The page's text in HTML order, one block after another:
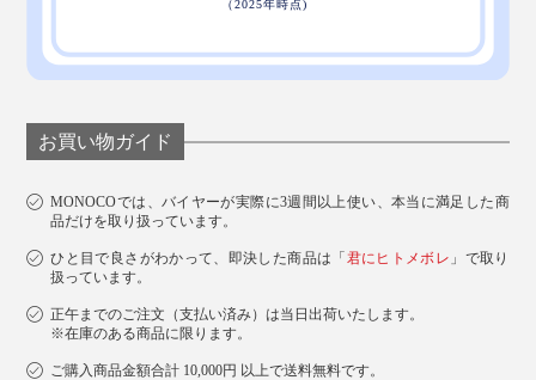
お買い物ガイド
MONOCOでは、バイヤーが実際に3週間以上使い、本当に満足した商
品だけを取り扱っています。
ひと目で良さがわかって、即決した商品は「 君にヒトメボレ 」で取り
扱っています。
正午までのご注文（支払い済み）は当日出荷いたします。
※在庫のある商品に限ります。
ご購入商品金額合計 10,000円 以上で送料無料です。